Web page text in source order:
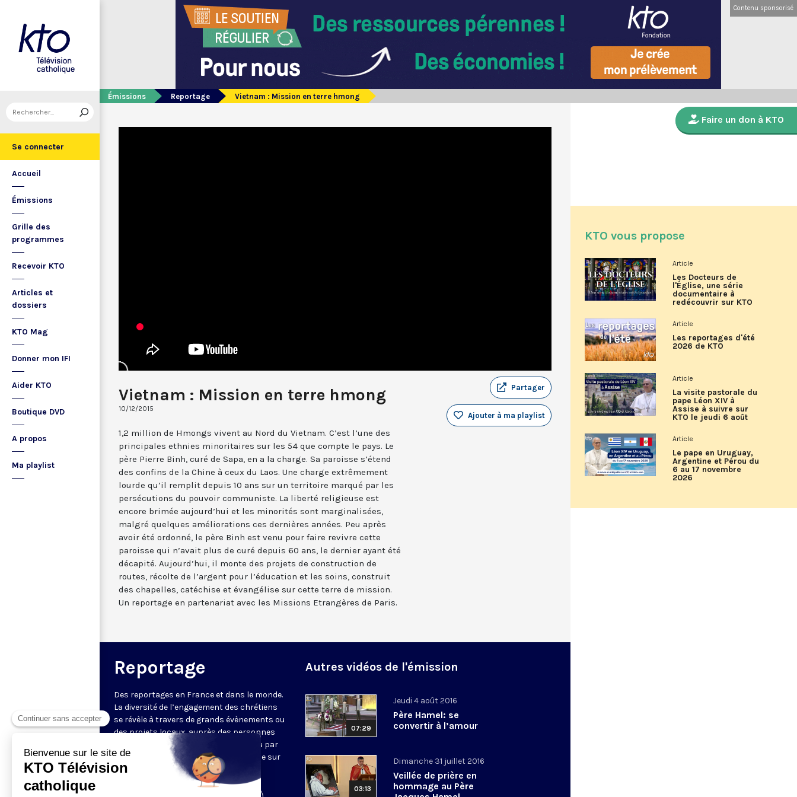
Se connecter
Accueil
Émissions
Grille des
programmes
Recevoir KTO
Articles et
dossiers
KTO Mag
Donner mon IFI
Aider KTO
Boutique DVD
A propos
Ma playlist
Contenu sponsorisé
Émissions Reportage Vietnam : Mission en terre hmong
Vietnam : Mission en terre hmong
10/12/2015
Partager
Ajouter à ma playlist
1,2 million de Hmongs vivent au Nord du Vietnam. C’est l’une des
principales ethnies minoritaires sur les 54 que compte le pays. Le
père Pierre Binh, curé de Sapa, en a la charge. Sa paroisse s’étend
des confins de la Chine à ceux du Laos. Une charge extrêmement
lourde qu’il remplit depuis 10 ans sur un territoire marqué par les
persécutions du pouvoir communiste. La liberté religieuse est
encore brimée aujourd’hui et les minorités sont marginalisées,
malgré quelques améliorations ces dernières années. Peu après
avoir été ordonné, le père Binh est venu pour faire revivre cette
paroisse qui n’avait plus de curé depuis 60 ans, le dernier ayant été
décapité. Aujourd’hui, il monte des projets de construction de
routes, récolte de l’argent pour l’éducation et les soins, construit
des chapelles, catéchise et évangélise sur cette terre de mission.
Un reportage en partenariat avec les Missions Etrangères de Paris.
Reportage
Des reportages en France et dans le monde.
La diversité de l’engagement des chrétiens
se révèle à travers de grands évènements ou
des projets locaux, auprès des personnes
fragiles, au service du Bien commun ou par
l’évangélisation. Un regard d’espérance sur
le monde.
Autres vidéos de l'émission
07:29
Jeudi 4 août 2016
Père Hamel: se
convertir à l’amour
03:13
Dimanche 31 juillet 2016
Veillée de prière en
hommage au Père
Faire un don à KTO
KTO vous propose
Article
Les Docteurs de
l'Église, une série
documentaire à
redécouvrir sur KTO
Article
Les reportages d'été
2026 de KTO
Article
La visite pastorale du
pape Léon XIV à
Assise à suivre sur
KTO le jeudi 6 août
Article
Le pape en Uruguay,
Argentine et Pérou du
6 au 17 novembre
2026